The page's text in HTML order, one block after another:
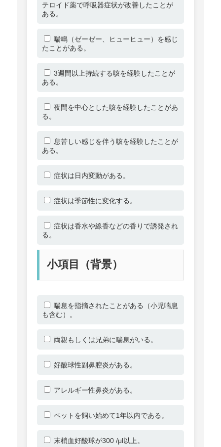
テロイド薬で呼吸器症状が改善したことが
ある。
喘鳴（ゼーゼー、ヒューヒュー）を感じ
たことがある。
3週間以上持続する咳を経験したことが
ある。
夜間を中心とした咳を経験したことがあ
る。
息苦しい感じを伴う咳を経験したことが
ある。
症状は日内変動がある。
症状は季節性に変化する。
症状は香水や線香などの香りで誘発され
る。
小項目（背景）
喘息を指摘されたことがある（小児喘息
も含む）。
両親もしくは兄弟に喘息がいる。
好酸球性副鼻腔炎がある。
アレルギー性鼻炎がある。
ペットを飼い始めて1年以内である。
末梢血好酸球が300 /μl以上。